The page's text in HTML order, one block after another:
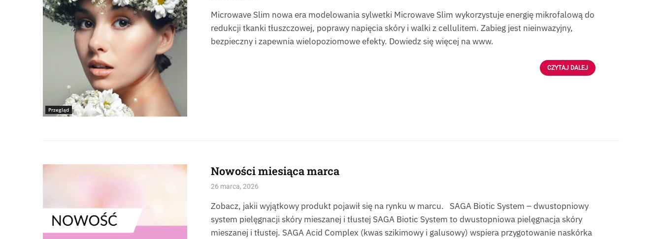
Przegląd
Microwave Slim nowa era modelowania sylwetki Microwave Slim wykorzystuje energię mikrofalową do
redukcji tkanki tłuszczowej, poprawy napięcia skóry i walki z cellulitem. Zabieg jest nieinwazyjny,
bezpieczny i zapewnia wielopoziomowe efekty. Dowiedz się więcej na www.
CZYTAJ DALEJ
Nowości miesiąca marca
26 marca, 2026
Zobacz, jakii wyjątkowy produkt pojawił się na rynku w marcu. SAGA Biotic System – dwustopniowy
system pielęgnacji skóry mieszanej i tłustej SAGA Biotic System to dwustopniowa pielęgnacja skóry
mieszanej i tłustej. SAGA Acid Complex (kwas szikimowy i galusowy) wspiera przygotowanie naskórka